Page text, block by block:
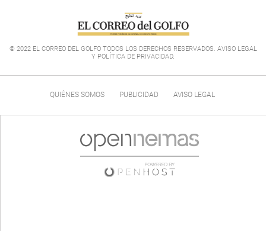
© 2022 EL CORREO DEL GOLFO TODOS LOS DERECHOS RESERVADOS. AVISO LEGAL
Y POLÍTICA DE PRIVACIDAD.
QUIÉNES SOMOS PUBLICIDAD AVISO LEGAL